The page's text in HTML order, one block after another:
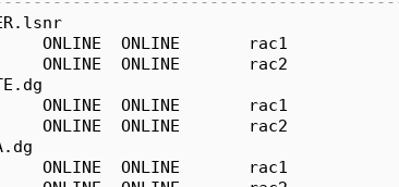
ONLINE
ONLINE
ONLINE
ONLINE
ONLINE